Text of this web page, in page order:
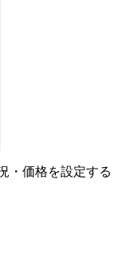
・価格を設定する